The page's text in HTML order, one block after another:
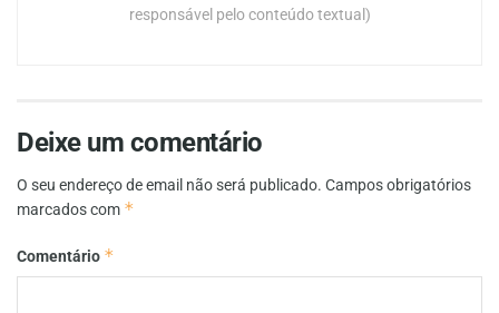
responsável pelo conteúdo textual)
Deixe um comentário
O seu endereço de email não será publicado. Campos obrigatórios
marcados com *
Comentário *